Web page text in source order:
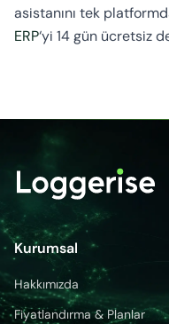
asistanını tek
ERP‘yi 14 gün ücretsiz
Kurumsal
Hakkımızda
Fiyatlandırma & Planlar